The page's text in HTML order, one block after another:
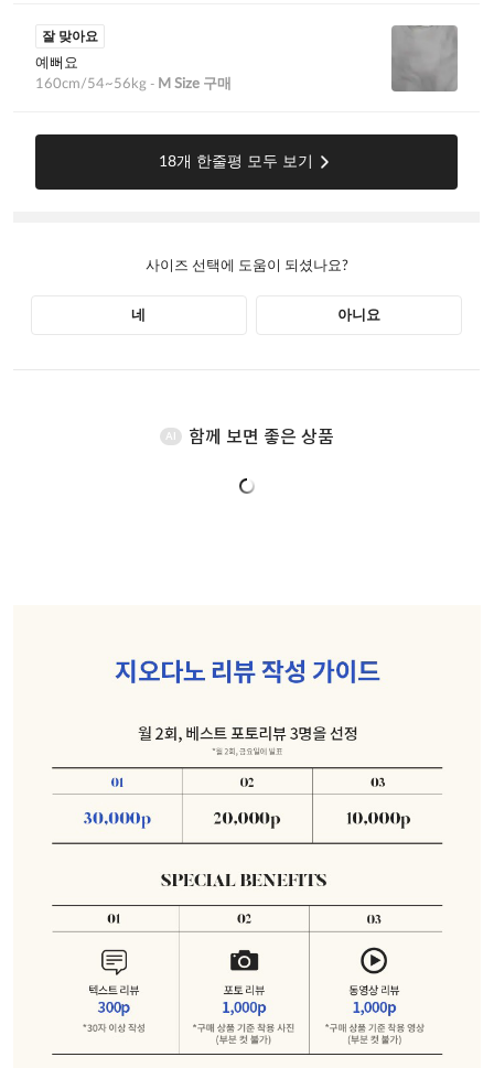
AI 함께 보면 좋은 상품